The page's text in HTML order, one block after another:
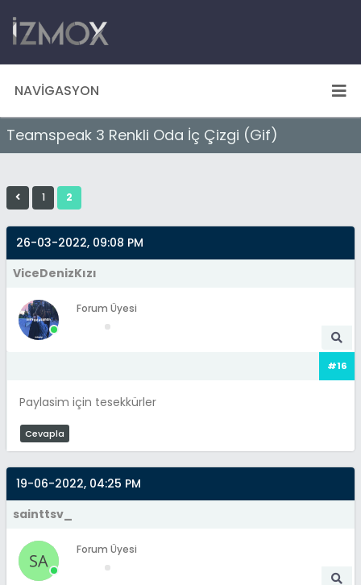
NAVIGASYON
Teamspeak 3 Renkli Oda İç Çizgi (Gif)
1 2
26-03-2022, 09:08 PM
ViceDenizKızı
Forum Üyesi
#16
Paylasim için tesekkürler
Cevapla
19-06-2022, 04:25 PM
sainttsv_
Forum Üyesi